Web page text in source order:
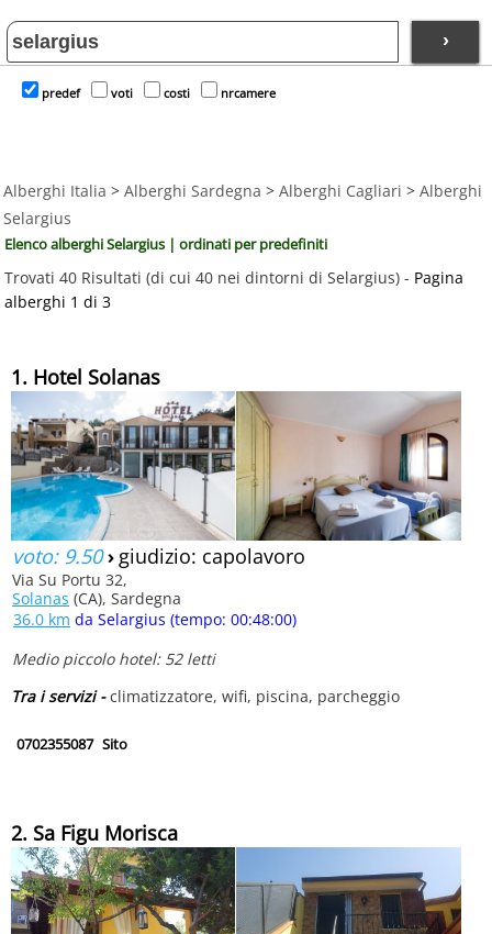
›
predef voti costi nrcamere
Alberghi Italia > Alberghi Sardegna > Alberghi Cagliari > Alberghi
Selargius
Elenco alberghi Selargius | ordinati per predefiniti
Trovati 40 Risultati (di cui 40 nei dintorni di Selargius) - Pagina
alberghi 1 di 3
1. Hotel Solanas
voto: 9.50› giudizio: capolavoro
Via Su Portu 32,
Solanas (CA), Sardegna
36.0 km da Selargius (tempo: 00:48:00)
Medio piccolo hotel: 52 letti
Tra i servizi -climatizzatore, wifi, piscina, parcheggio
0702355087 Sito
2. Sa Figu Morisca